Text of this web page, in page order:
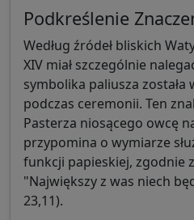
Podkreślenie
Według źródeł bliskich
XIV miał szczególnie
symbolika paliusza została
podczas ceremonii. Ten
Pasterza niosącego owcę
przypomina o wymiarze
funkcji papieskiej, zgodnie
"Największy z was niech
23,11).